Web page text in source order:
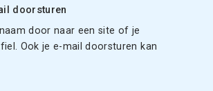
doorsturen
door naar een site of je
Ook je e-mail doorsturen kan